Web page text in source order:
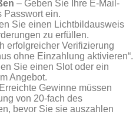
– Geben Sie Ihre E‑Mail-
Passwort ein.
Sie einen Lichtbildausweis
zu erfüllen.
erfolgreicher Verifizierung
ohne Einzahlung aktivieren“.
Sie einen Slot oder ein
Angebot.
Gewinne müssen
von 20‑fach des
bevor Sie sie auszahlen